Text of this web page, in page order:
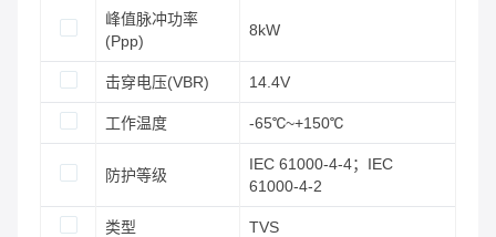
峰值脉冲功率
(Ppp)
8kW
击穿电压(VBR) 14.4V
工作温度 -65℃~+150℃
防护等级
IEC 61000-4-4；IEC
61000-4-2
类型 TVS